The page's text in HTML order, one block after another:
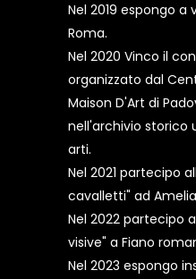
Nel 2019 espongo
Roma.
Nel 2020 Vinco il
organizzato dal
Maison D'Art di
nell'archivio storico
arti.
Nel 2021 partecipo
cavalletti" ad
Nel 2022 partecipo
visive" a Fiano
Nel 2023 espongo